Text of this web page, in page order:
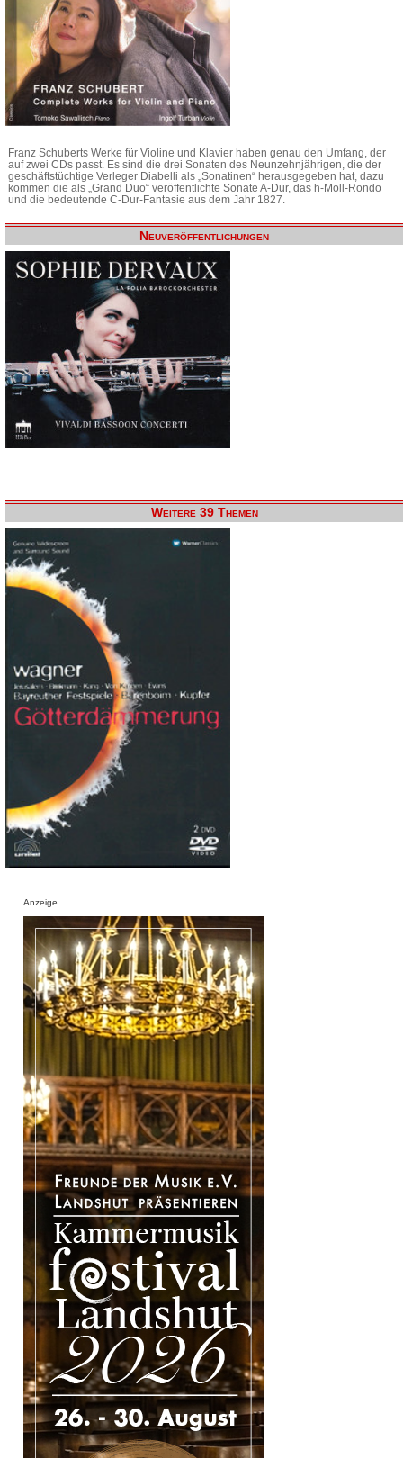
Franz Schuberts Werke für Violine und Klavier haben genau den Umfang, der
auf zwei CDs passt. Es sind die drei Sonaten des Neunzehnjährigen, die der
geschäftstüchtige Verleger Diabelli als „Sonatinen“ herausgegeben hat, dazu
kommen die als „Grand Duo“ veröffentlichte Sonate A-Dur, das h-Moll-Rondo
und die bedeutende C-Dur-Fantasie aus dem Jahr 1827.
Neuveröffentlichungen
Weitere 39 Themen
Anzeige